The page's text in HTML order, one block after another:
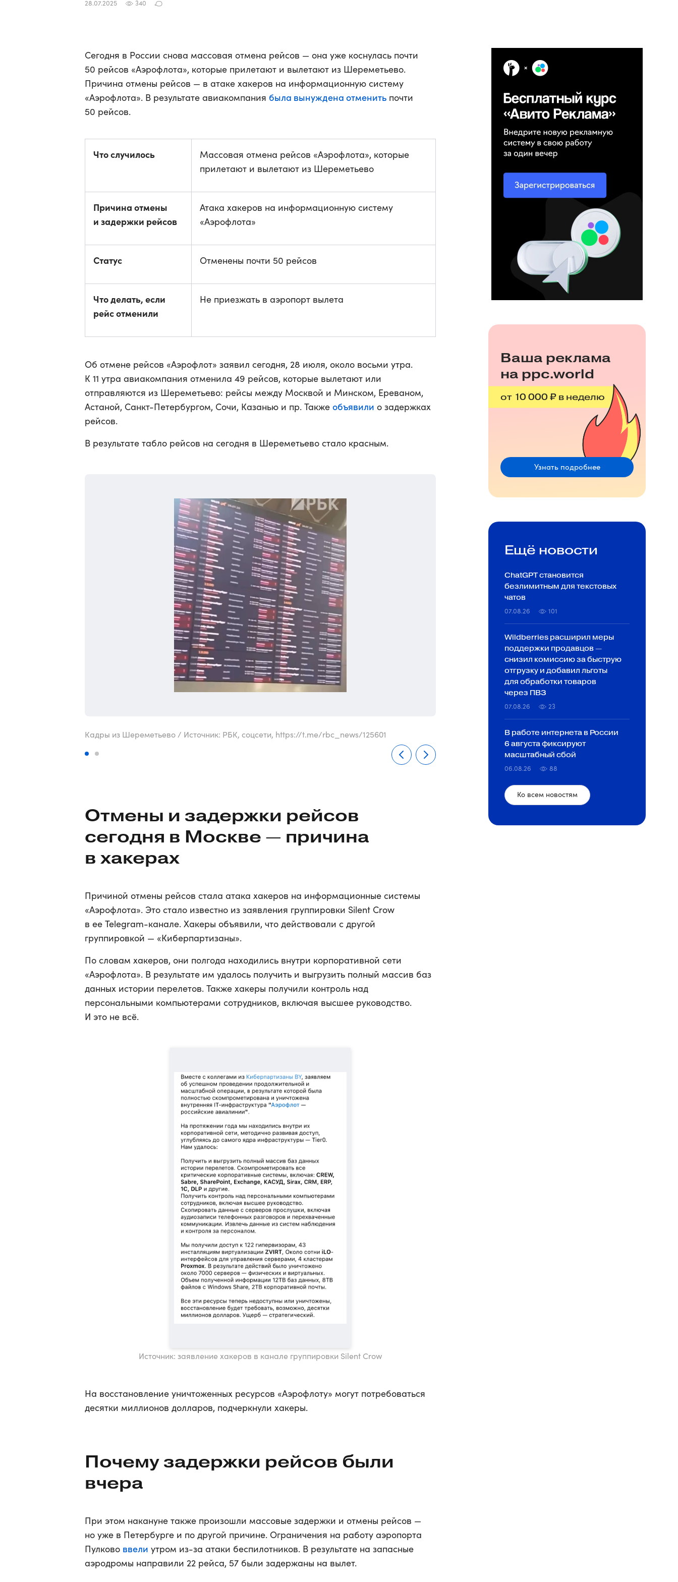
28.07.2025 340
Сегодня в России снова массовая отмена рейсов — она уже коснулась почти
50 рейсов «Аэрофлота», которые прилетают и вылетают из Шереметьево.
Причина отмены рейсов — в атаке хакеров на информационную систему
«Аэрофлота». В результате авиакомпания была вынуждена отменить почти
50 рейсов.
Что случилось
Массовая отмена рейсов «Аэрофлота», которые
прилетают и вылетают из Шереметьево
Причина отмены
и задержки рейсов
Атака хакеров на информационную систему
«Аэрофлота»
Статус Отменены почти 50 рейсов
Что делать, если
рейс отменили
Не приезжать в аэропорт вылета
Об отмене рейсов «Аэрофлот» заявил сегодня, 28 июля, около восьми утра.
К 11 утра авиакомпания отменила 49 рейсов, которые вылетают или
отправляются из Шереметьево: рейсы между Москвой и Минском, Ереваном,
Астаной, Санкт-Петербургом, Сочи, Казанью и пр. Также объявили о задержках
рейсов.
В результате табло рейсов на сегодня в Шереметьево стало красным.
Кадры из Шереметьево / Источник: РБК, соцсети, https://t.me/rbc_news/125601 Кадры из Шереметьево / Источник: РБК, соцсети, https://t.me/
Отмены и задержки рейсов
сегодня в Москве — причина
в хакерах
Причиной отмены рейсов стала атака хакеров на информационные системы
«Аэрофлота». Это стало известно из заявления группировки Silent Crow
в ее Telegram-канале. Хакеры объявили, что действовали с другой
группировкой — «Киберпартизаны».
По словам хакеров, они полгода находились внутри корпоративной сети
«Аэрофлота». В результате им удалось получить и выгрузить полный массив баз
данных истории перелетов. Также хакеры получили контроль над
персональными компьютерами сотрудников, включая высшее руководство.
И это не всё.
Источник: заявление хакеров в канале группировки Silent Crow
На восстановление уничтоженных ресурсов «Аэрофлоту» могут потребоваться
десятки миллионов долларов, подчеркнули хакеры.
Почему задержки рейсов были
вчера
При этом накануне также произошли массовые задержки и отмены рейсов —
но уже в Петербурге и по другой причине. Ограничения на работу аэропорта
Пулково ввели утром из-за атаки беспилотников. В результате на запасные
аэродромы направили 22 рейса, 57 были задержаны на вылет.
Ваша реклама
на ppc.world
от 10 000 ₽ в неделю
Узнать подробнее
Ещё новости
ChatGPT становится
безлимитным для текстовых
чатов
07.08.26 101
Wildberries расширил меры
поддержки продавцов —
снизил комиссию за быструю
отгрузку и добавил льготы
для обработки товаров
через ПВЗ
07.08.26 23
В работе интернета в России
6 августа фиксируют
масштабный сбой
06.08.26 88
Ко всем новостям